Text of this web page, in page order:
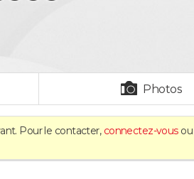
Photos
Pour le contacter, connectez-vousou